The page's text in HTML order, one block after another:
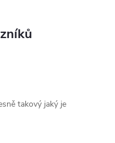
takový jaký je